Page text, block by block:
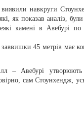
навкруги
як показав аналіз,
камені в Авебурі по
45 метрів має
– Авебурі утворюють
сам Стоунхендж,